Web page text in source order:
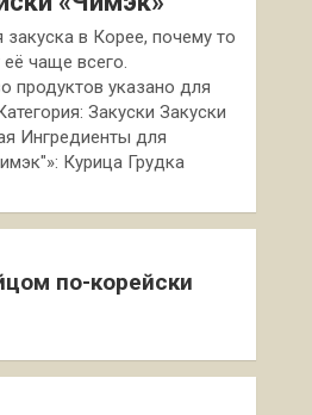
закуска в Корее, почему то
чаще всего.
продуктов указано для
Закуски Закуски
Ингредиенты для
Курица Грудка
по-корейски